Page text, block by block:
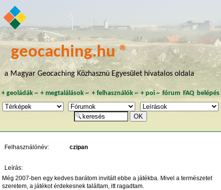
geocaching.hu ®
a Magyar Geocaching Közhasznú Egyesület hivatalos oldala
+ geoládák~ +megtalálások ~ + felhasználók~ + poi~ fórum FAQ belépés
Felhasználónév: czipan
Leírás:
Még 2007-ben egy kedves barátom invitált ebbe a játékba. Mivel a természetet
szeretem, a játékot érdekesnek találtam, itt ragadtam.